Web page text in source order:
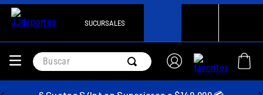
SUCURSALES
Buscar